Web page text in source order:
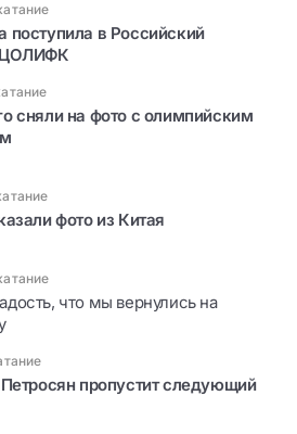
поступила в Российский
сняли на фото с олимпийским
фото из Китая
что мы вернулись на
пропустит следующий